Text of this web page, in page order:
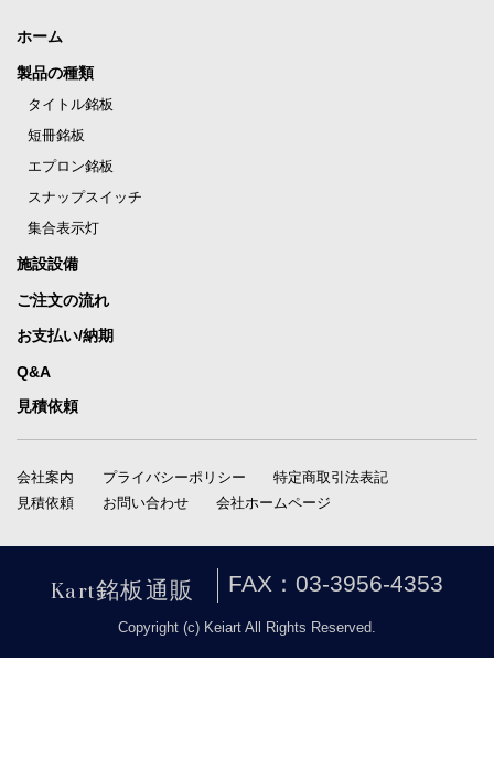
ホーム
製品の種類
タイトル銘板
短冊銘板
エプロン銘板
スナップスイッチ
集合表示灯
施設設備
ご注文の流れ
お支払い/納期
Q&A
見積依頼
会社案内 プライバシーポリシー
特定商取引法表記
見積依頼
お問い合わせ 会社ホームページ
Kart銘板通販 FAX：03-3956-4353
Copyright (c) Keiart All Rights Reserved.